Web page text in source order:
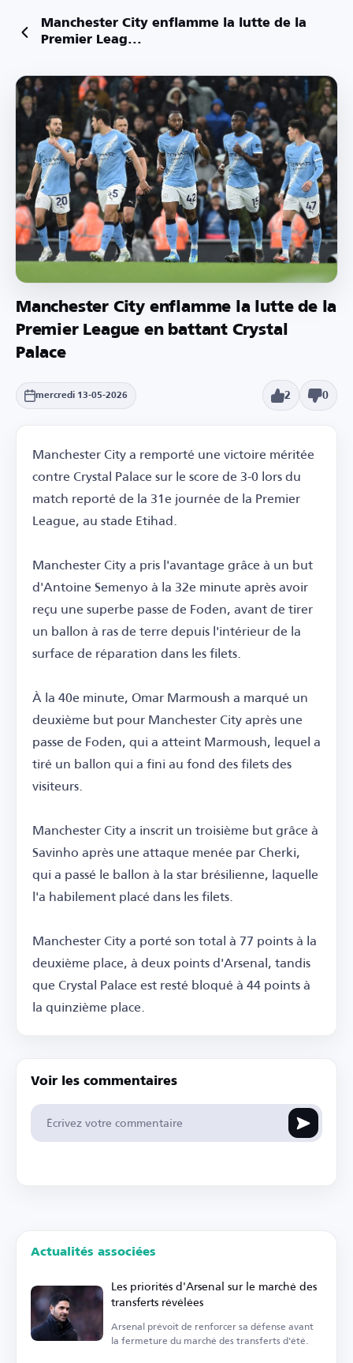
Manchester City enflamme la lutte de la
Premier Leag...
Manchester City enflamme la lutte de la
Premier League en battant Crystal
Palace
mercredi 13-05-2026 2 0
Manchester City a remporté une victoire méritée
contre Crystal Palace sur le score de 3-0 lors du
match reporté de la 31e journée de la Premier
League, au stade Etihad.
Manchester City a pris l'avantage grâce à un but
d'Antoine Semenyo à la 32e minute après avoir
reçu une superbe passe de Foden, avant de tirer
un ballon à ras de terre depuis l'intérieur de la
surface de réparation dans les filets.
À la 40e minute, Omar Marmoush a marqué un
deuxième but pour Manchester City après une
passe de Foden, qui a atteint Marmoush, lequel a
tiré un ballon qui a fini au fond des filets des
visiteurs.
Manchester City a inscrit un troisième but grâce à
Savinho après une attaque menée par Cherki,
qui a passé le ballon à la star brésilienne, laquelle
l'a habilement placé dans les filets.
Manchester City a porté son total à 77 points à la
deuxième place, à deux points d'Arsenal, tandis
que Crystal Palace est resté bloqué à 44 points à
la quinzième place.
Voir les commentaires
Actualités associées
Les priorités d'Arsenal sur le marché des
transferts révélées
Arsenal prévoit de renforcer sa défense avant
la fermeture du marché des transferts d'été.